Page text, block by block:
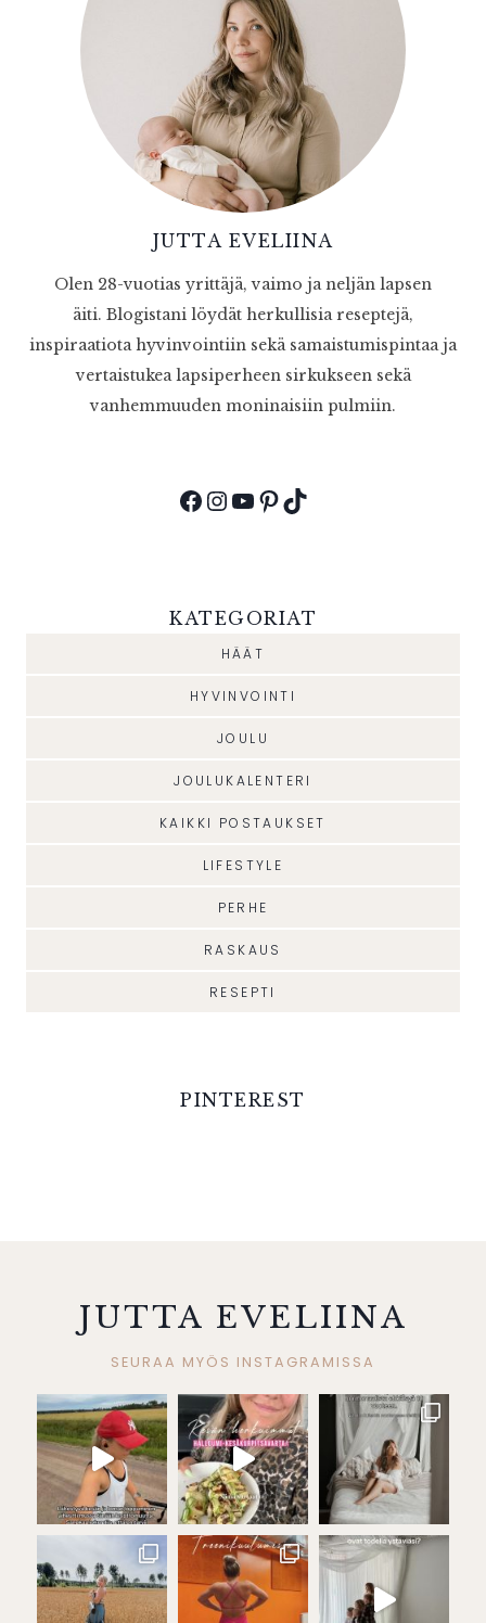
JUTTA EVELIINA
Olen 28-vuotias yrittäjä, vaimo ja neljän lapsen
äiti. Blogistani löydät herkullisia reseptejä,
inspiraatiota hyvinvointiin sekä samaistumispintaa ja
vertaistukea lapsiperheen sirkukseen sekä
vanhemmuuden moninaisiin pulmiin.
Facebook
Instagram
YouTube
Pinterest
TikTok
KATEGORIAT
HÄÄT
HYVINVOINTI
JOULU
JOULUKALENTERI
KAIKKI POSTAUKSET
LIFESTYLE
PERHE
RASKAUS
RESEPTI
PINTEREST
JUTTA EVELIINA
SEURAA MYÖS INSTAGRAMISSA